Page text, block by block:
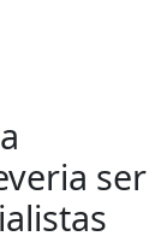
ser